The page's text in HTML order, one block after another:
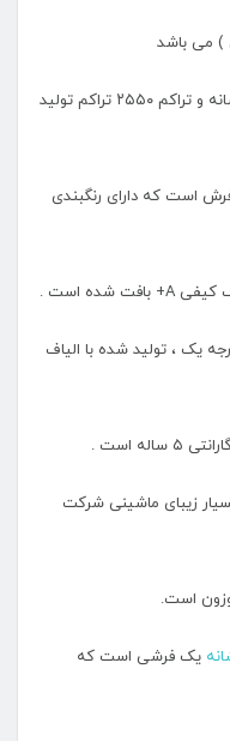
) می باشد
که فرش ماشینی ۷۰۰ شانه با شانه ۷۰۰ شانه و تراکم ۲۵۵۰ تراکم تولید
است که دارای رنگبندی
سوپر درجه یک ، تولید شده با الیاف
های بسیار زیبای ماشینی شرکت
است.
یک فرشی است که